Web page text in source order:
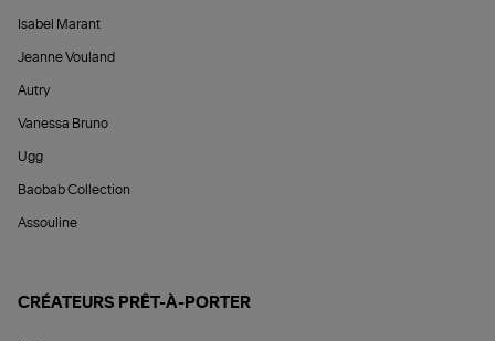
Isabel Marant
Jeanne Vouland
Autry
Vanessa Bruno
Ugg
Baobab Collection
Assouline
CRÉATEURS PRÊT-À-PORTER